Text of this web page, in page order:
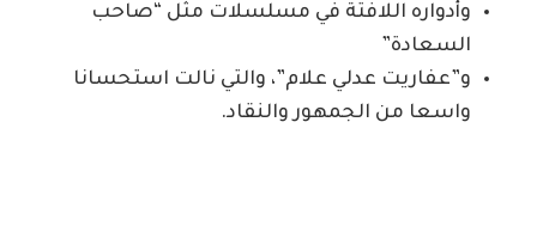
وأدواره اللافتة في مسلسلات مثل “صاحب
السعادة”
و”عفاريت عدلي علام”، والتي نالت استحسانا
واسعا من الجمهور والنقاد.